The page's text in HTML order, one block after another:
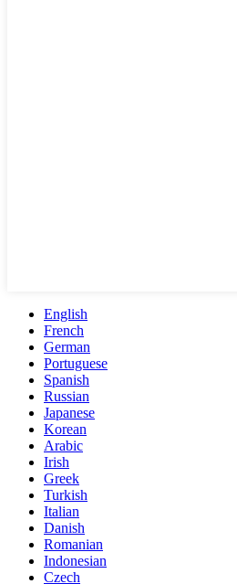
English
French
German
Portuguese
Spanish
Russian
Japanese
Korean
Arabic
Irish
Greek
Turkish
Italian
Danish
Romanian
Indonesian
Czech